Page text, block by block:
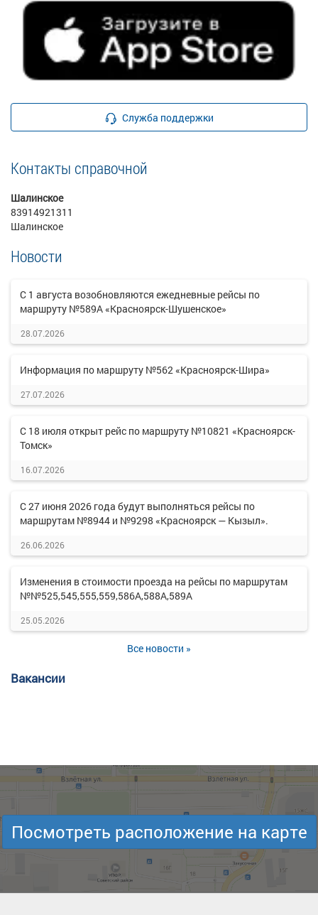
Служба поддержки
Контакты справочной
Шалинское
83914921311
Шалинское
Новости
С 1 августа возобновляются ежедневные рейсы по
маршруту №589А «Красноярск-Шушенское»
28.07.2026
Информация по маршруту №562 «Красноярск-Шира»
27.07.2026
С 18 июля открыт рейс по маршруту №10821 «Красноярск-
Томск»
16.07.2026
С 27 июня 2026 года будут выполняться рейсы по
маршрутам №8944 и №9298 «Красноярск — Кызыл».
26.06.2026
Изменения в стоимости проезда на рейсы по маршрутам
№№525,545,555,559,586А,588А,589А
25.05.2026
Все новости »
Вакансии
Посмотреть расположение на карте